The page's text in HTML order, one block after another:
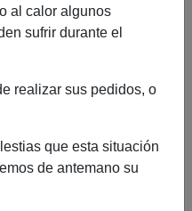
cápsulas+60
al calor algunos
sufrir durante el
realizar sus pedidos, o
que esta situación
de antemano su